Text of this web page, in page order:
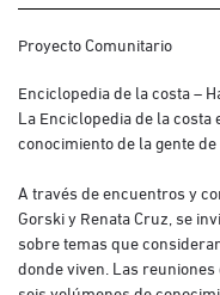
Proyecto Comunitario
Enciclopedia de la costa –
La Enciclopedia de la
conocimiento de la gente de
A través de encuentros y
Gorski y Renata Cruz, se
sobre temas que
donde viven. Las